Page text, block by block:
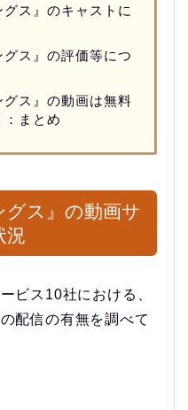
グス』のキャストに
グス』の評価等につ
グス』の動画は無料
まとめ
グス』の動画サ
況
ビス10社における、
配信の有無を調べて